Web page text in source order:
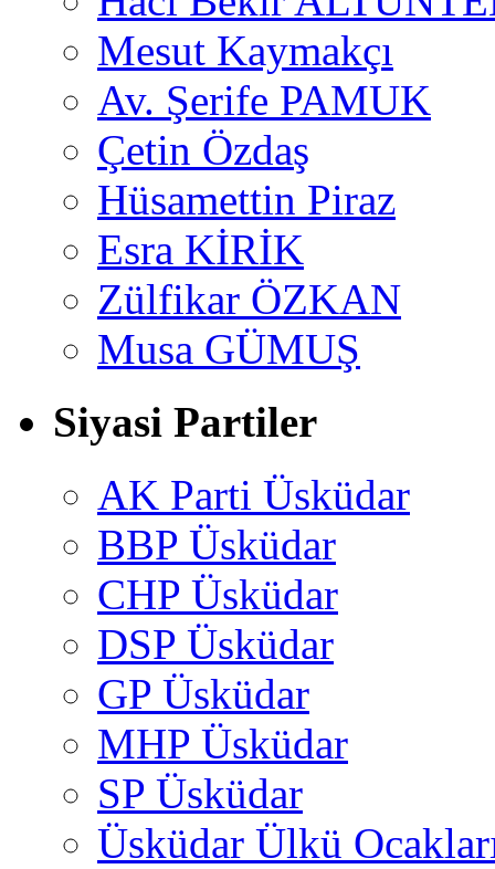
Mesut Kaymakçı
Av. Şerife PAMUK
Çetin Özdaş
Hüsamettin Piraz
Esra KİRİK
Zülfikar ÖZKAN
Musa GÜMUŞ
Siyasi Partiler
AK Parti Üsküdar
BBP Üsküdar
CHP Üsküdar
DSP Üsküdar
GP Üsküdar
MHP Üsküdar
SP Üsküdar
Üsküdar Ülkü